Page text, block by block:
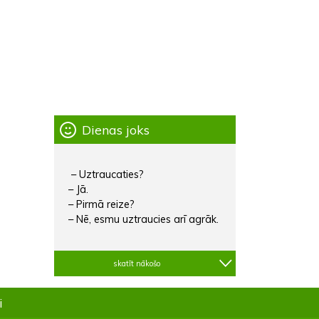
Dienas joks
– Uztraucaties?
– Jā.
– Pirmā reize?
– Nē, esmu uztraucies arī agrāk.
skatīt nākošo